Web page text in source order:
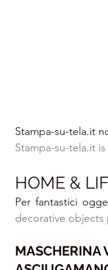
Stampa-su-tela.it
Stampa-su-tela.it
HOME &
Per fantastici
decorative